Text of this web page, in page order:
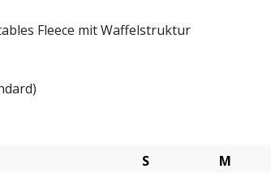
Fleece mit Waffelstruktur
S M